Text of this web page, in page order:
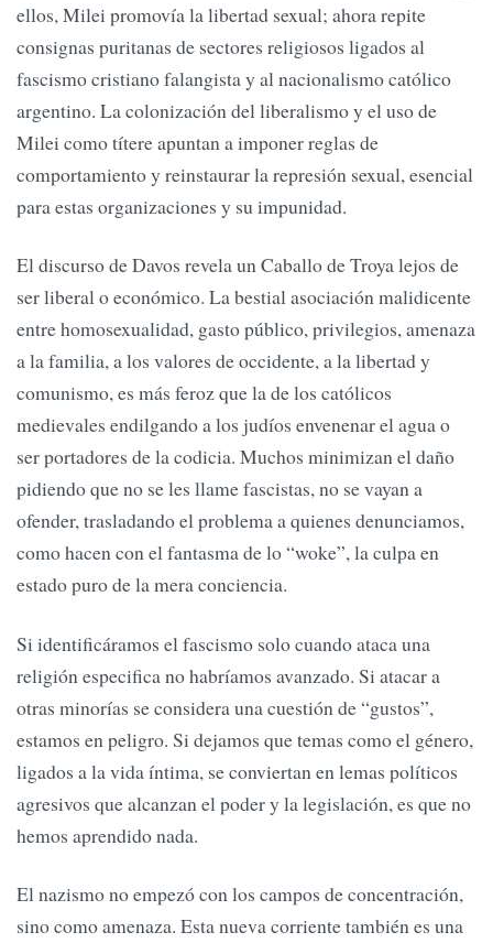
ellos, Milei promovía la libertad sexual; ahora repite
consignas puritanas de sectores religiosos ligados al
fascismo cristiano falangista y al nacionalismo católico
argentino. La colonización del liberalismo y el uso de
Milei como títere apuntan a imponer reglas de
comportamiento y reinstaurar la represión sexual, esencial
para estas organizaciones y su impunidad.
El discurso de Davos revela un Caballo de Troya lejos de
ser liberal o económico. La bestial asociación malidicente
entre homosexualidad, gasto público, privilegios, amenaza
a la familia, a los valores de occidente, a la libertad y
comunismo, es más feroz que la de los católicos
medievales endilgando a los judíos envenenar el agua o
ser portadores de la codicia. Muchos minimizan el daño
pidiendo que no se les llame fascistas, no se vayan a
ofender, trasladando el problema a quienes denunciamos,
como hacen con el fantasma de lo “woke”, la culpa en
estado puro de la mera conciencia.
Si identificáramos el fascismo solo cuando ataca una
religión especifica no habríamos avanzado. Si atacar a
otras minorías se considera una cuestión de “gustos”,
estamos en peligro. Si dejamos que temas como el género,
ligados a la vida íntima, se conviertan en lemas políticos
agresivos que alcanzan el poder y la legislación, es que no
hemos aprendido nada.
El nazismo no empezó con los campos de concentración,
sino como amenaza. Esta nueva corriente también es una